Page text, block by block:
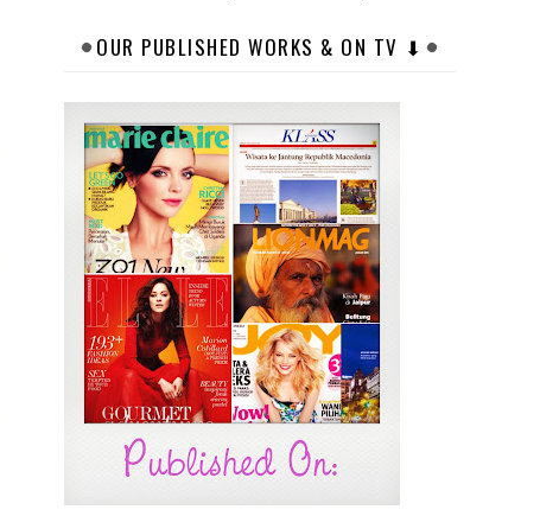
OUR PUBLISHED WORKS & ON TV ⬇︎